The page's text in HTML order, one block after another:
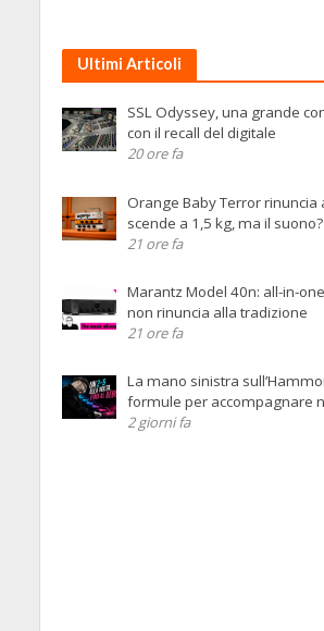
Ultimi Articoli
SSL Odyssey, una grande
con il recall del digitale
20 ore fa
Orange Baby Terror rinuncia
scende a 1,5 kg, ma il suono?
21 ore fa
Marantz Model 40n: all-in-
non rinuncia alla tradizione
21 ore fa
La mano sinistra
formule per accompagnare
2 giorni fa